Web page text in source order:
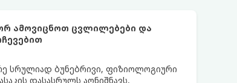
ამოვიცნოთ ცვლილებები და
სრულიად ბუნებრივი, ფიზიოლოგიური
დასასრულს აღნიშნავს.